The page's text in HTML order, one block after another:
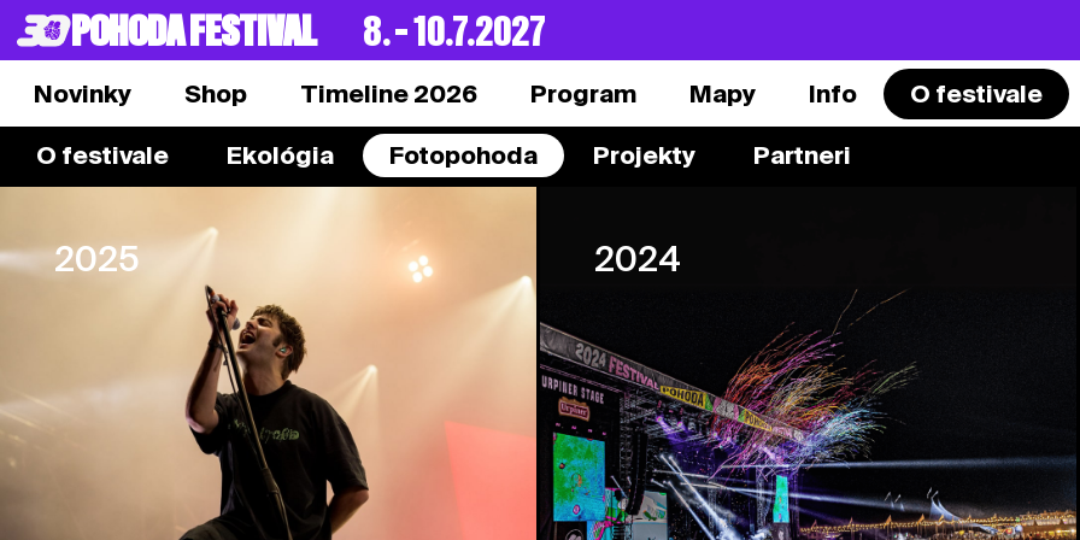
POHODA FESTIVAL 8. – 10.7.2027
Novinky Shop Timeline 2026 Program Mapy Info O festivale
O festivale Ekológia Fotopohoda Projekty Partneri
2025 2024